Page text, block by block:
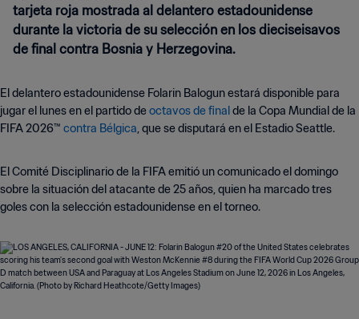
tarjeta roja mostrada al delantero estadounidense
durante la victoria de su selección en los dieciseisavos
de final contra Bosnia y Herzegovina.
El delantero estadounidense Folarin Balogun estará disponible para
jugar el lunes en el partido deoctavos de finalde la Copa Mundial de la
FIFA 2026™ contra Bélgica, que se disputará en el Estadio Seattle.
El Comité Disciplinario de la FIFA emitió un comunicado el domingo
sobre la situación del atacante de 25 años, quien ha marcado tres
goles con la selección estadounidense en el torneo.